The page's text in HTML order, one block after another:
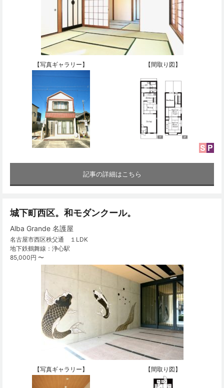
【写真ギャラリー】 【間取り図】
記事の詳細はこちら
城下町西区。和モダンクール。
Alba Grande 名護屋
名古屋市西区秩父通 １LDK
地下鉄鶴舞線：浄心駅
85,000円 〜
【写真ギャラリー】 【間取り図】